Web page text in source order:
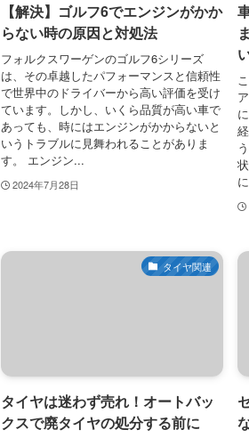
【解決】ゴルフ6でエンジンがかか
らない時の原因と対処法
フォルクスワーゲンのゴルフ6シリーズ
は、その卓越したパフォーマンスと信頼性
で世界中のドライバーから高い評価を受け
ています。しかし、いくら品質が高い車で
あっても、時にはエンジンがかからないと
いうトラブルに見舞われることがありま
す。 エンジン...
2024年7月28日
タイヤ関連
タイヤは迷わず売れ！オートバッ
クスで廃タイヤの処分する前に